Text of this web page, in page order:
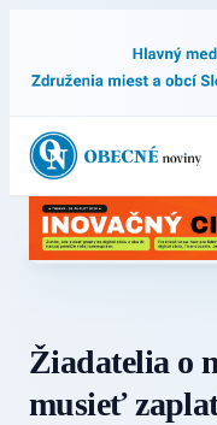
Žiadatelia o
musieť